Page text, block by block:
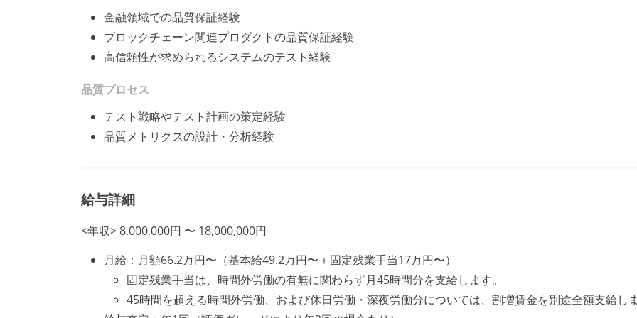
金融領域での品質保証経験
ブロックチェーン関連プロダクトの品質保証経験
高信頼性が求められるシステムのテスト経験
品質プロセス
テスト戦略やテスト計画の策定経験
品質メトリクスの設計・分析経験
給与詳細
<年収> 8,000,000円 〜 18,000,000円
月給：月額66.2万円〜（基本給49.2万円〜＋固定残業手当17万円〜）
固定残業手当は、時間外労働の有無に関わらず月45時間分を支給します。
45時間を超える時間外労働、および休日労働・深夜労働分については、割増賃金を別途全額支給し